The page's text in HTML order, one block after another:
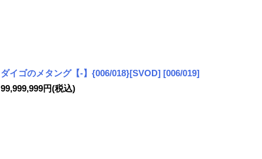
ダイゴのメタング【-】{006/018}[SVOD] [006/019]
99,999,999円(税込)